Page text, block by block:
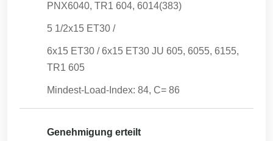
PNX6040, TR1 604, 6014(383)
5 1/2x15 ET30 /
6x15 ET30 / 6x15 ET30 JU 605, 6055, 6155,
TR1 605
Mindest-Load-Index: 84, C= 86
Genehmigung erteilt